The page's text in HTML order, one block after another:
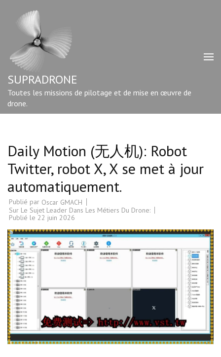
contenu
Entrée)
SUPRADRONE
Toutes les missions de pilotage et de mise en œuvre de
drone.
Daily Motion (无人机): Robot
Twitter, robot X, X se met à jour
automatiquement.
Publié par Oscar GMACH
Sur Le Sujet Leader Dans Les Métiers Du Drone:
Publié le 22 juin 2026